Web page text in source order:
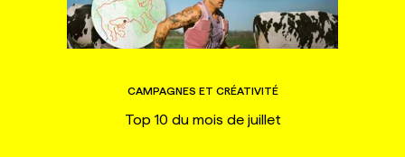
CAMPAGNES ET CRÉATIVITÉ
Top 10 du mois de juillet